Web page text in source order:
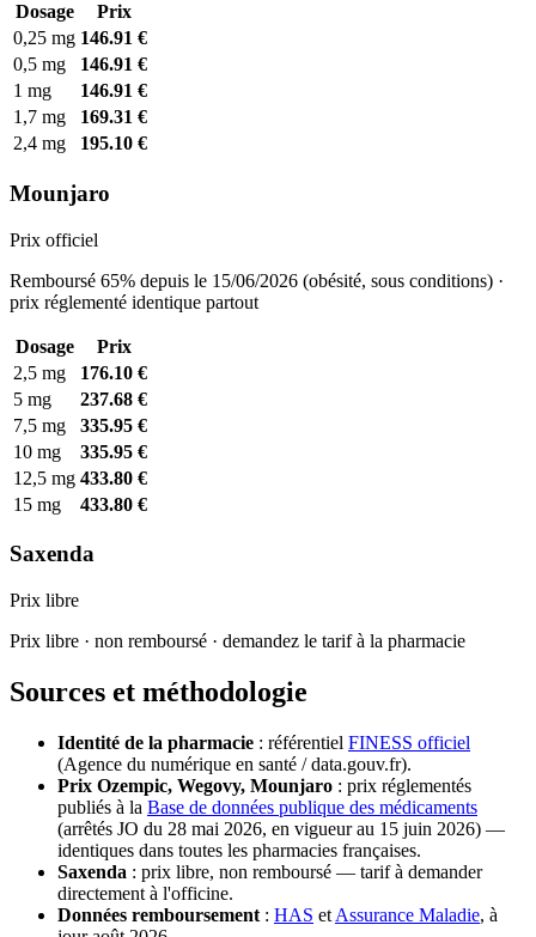
Dosage
Prix
0,25 mg 146.91 €
0,5 mg
146.91 €
1 mg
146.91 €
1,7 mg
169.31 €
2,4 mg
195.10 €
Mounjaro
Prix officiel
Remboursé 65% depuis le 15/06/2026 (obésité, sous conditions) ·
prix réglementé identique partout
Dosage
Prix
2,5 mg
176.10 €
5 mg
237.68 €
7,5 mg
335.95 €
10 mg
335.95 €
12,5 mg 433.80 €
15 mg
433.80 €
Saxenda
Prix libre
Prix libre · non remboursé · demandez le tarif à la pharmacie
Sources et méthodologie
Identité de la pharmacie : référentiel FINESS officiel
(Agence du numérique en santé / data.gouv.fr).
Prix Ozempic, Wegovy, Mounjaro : prix réglementés
publiés à la Base de données publique des médicaments
(arrêtés JO du 28 mai 2026, en vigueur au 15 juin 2026) —
identiques dans toutes les pharmacies françaises.
Saxenda : prix libre, non remboursé — tarif à demander
directement à l'officine.
Données remboursement : HAS et Assurance Maladie, à